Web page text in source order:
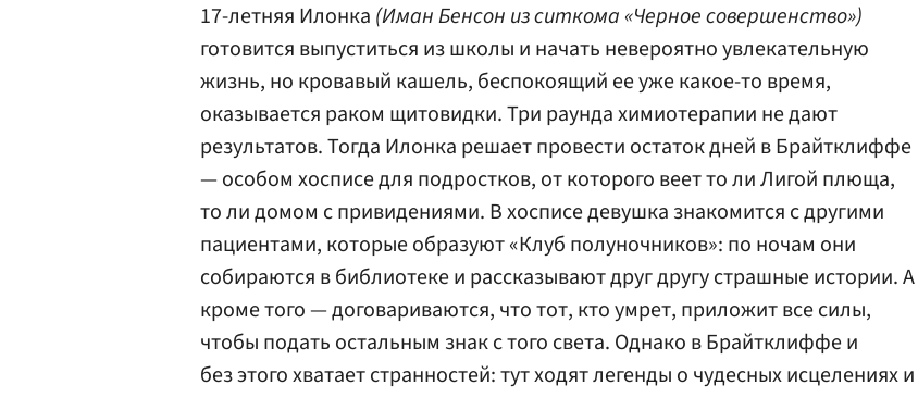
17-летняя Илонка (Иман Бенсон из ситкома «Черное совершенство»)
готовится выпуститься из школы и начать невероятно увлекательную
жизнь, но кровавый кашель, беспокоящий ее уже какое-то время,
оказывается раком щитовидки. Три раунда химиотерапии не дают
результатов. Тогда Илонка решает провести остаток дней в Брайтклиффе
— особом хосписе для подростков, от которого веет то ли Лигой плюща,
то ли домом с привидениями. В хосписе девушка знакомится с другими
пациентами, которые образуют «Клуб полуночников»: по ночам они
собираются в библиотеке и рассказывают друг другу страшные истории. А
кроме того — договариваются, что тот, кто умрет, приложит все силы,
чтобы подать остальным знак с того света. Однако в Брайтклиффе и
без этого хватает странностей: тут ходят легенды о чудесных исцелениях и